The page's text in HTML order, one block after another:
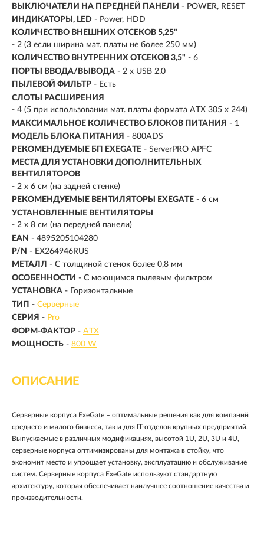
ВЫКЛЮЧАТЕЛИ НА ПЕРЕДНЕЙ ПАНЕЛИ - POWER, RESET
ИНДИКАТОРЫ, LED - Power, HDD
КОЛИЧЕСТВО ВНЕШНИХ ОТСЕКОВ 5,25"
- 2 (3 если ширина мат. платы не более 250 мм)
КОЛИЧЕСТВО ВНУТРЕННИХ ОТСЕКОВ 3,5" - 6
ПОРТЫ ВВОДА/ВЫВОДА - 2 x USB 2.0
ПЫЛЕВОЙ ФИЛЬТР - Есть
СЛОТЫ РАСШИРЕНИЯ
- 4 (5 при использовании мат. платы формата ATX 305 x 244)
МАКСИМАЛЬНОЕ КОЛИЧЕСТВО БЛОКОВ ПИТАНИЯ - 1
МОДЕЛЬ БЛОКА ПИТАНИЯ - 800ADS
РЕКОМЕНДУЕМЫЕ БП EXEGATE - ServerPRO APFC
МЕСТА ДЛЯ УСТАНОВКИ ДОПОЛНИТЕЛЬНЫХ
ВЕНТИЛЯТОРОВ
- 2 x 6 см (на задней стенке)
РЕКОМЕНДУЕМЫЕ ВЕНТИЛЯТОРЫ EXEGATE - 6 см
УСТАНОВЛЕННЫЕ ВЕНТИЛЯТОРЫ
- 2 x 8 см (на передней панели)
EAN - 4895205104280
P/N - EX264946RUS
МЕТАЛЛ - С толщиной стенок более 0,8 мм
ОСОБЕННОСТИ - С моющимся пылевым фильтром
УСТАНОВКА - Горизонтальные
ТИП - Серверные
СЕРИЯ - Pro
ФОРМ-ФАКТОР - ATX
МОЩНОСТЬ - 800 W
ОПИСАНИЕ
Cерверные корпуса ExeGate – оптимальные решения как для компаний
среднего и малого бизнеса, так и для IT-отделов крупных предприятий.
Выпускаемые в различных модификациях, высотой 1U, 2U, 3U и 4U,
серверные корпуса оптимизированы для монтажа в стойку, что
экономит место и упрощает установку, эксплуатацию и обслуживание
систем. Серверные корпуса ExeGate используют стандартную
архитектуру, которая обеспечивает наилучшее соотношение качества и
производительности.